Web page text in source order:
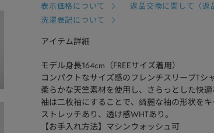
表示価格について 返品交換に関して（返
洗濯表記について
アイテム詳細
モデル身長164cm（FREEサイズ着用）
コンパクトなサイズ感のフレンチスリーブTシャ
柔らかな天竺素材を使用し、さらっとした快適
袖は二枚袖にすることで、綺麗な袖の形状を
ストレッチあり、透け感WHTあり。
【お手入れ方法】マシンウォッシュ可